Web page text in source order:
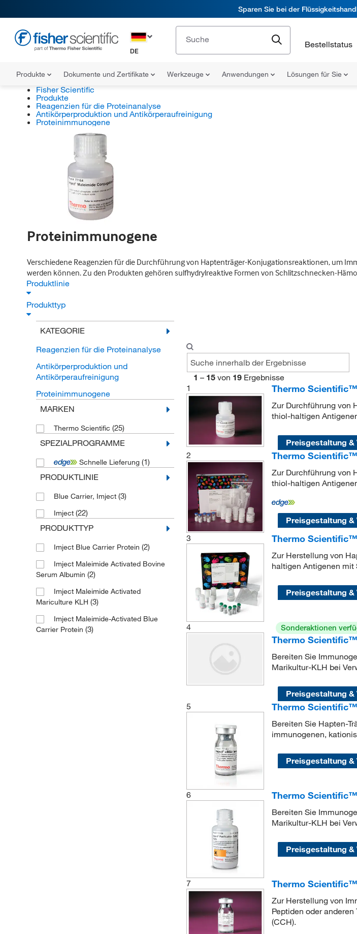
Sparen Sie bei der
DE
Bestellstatus
Produkte Dokumente und Zertifikate Werkzeuge Anwendungen Lösungen für Sie
Fisher Scientific
Produkte
Reagenzien für die Proteinanalyse
Antikörperproduktion und Antikörperaufreinigung
Proteinimmunogene
Proteinimmunogene
Verschiedene Reagenzien für die Durchführung von Haptenträger-Konjugationsreaktionen, um
werden können. Zu den Produkten gehören sulfhydrylreaktive Formen von Schlitzschnecken-
Produktlinie
Produkttyp
KATEGORIE
Reagenzien für die Proteinanalyse
Antikörperproduktion und
Antikörperaufreinigung
Proteinimmunogene
MARKEN
Thermo Scientific (25)
SPEZIALPROGRAMME
Schnelle Lieferung (1)
PRODUKTLINIE
Blue Carrier, Imject (3)
Imject (22)
PRODUKTTYP
Imject Blue Carrier Protein (2)
Imject Maleimide Activated Bovine
Serum Albumin (2)
Imject Maleimide Activated
Mariculture KLH (3)
Imject Maleimide-Activated Blue
Carrier Protein (3)
1 – 15 von 19 Ergebnisse
1
Thermo
Zur Durchführung von
thiol-haltigen
Preisgestaltung
2
Thermo
Zur Durchführung von
thiol-haltigen
Preisgestaltung
3
Thermo
Zur Herstellung von
haltigen Antigenen mit
Preisgestaltung
4 Sonderaktionen
Thermo
Bereiten Sie
Marikultur-KLH bei
Preisgestaltung
5
Thermo
Bereiten Sie Hapten-
immunogenen,
Preisgestaltung
6 Thermo
Bereiten Sie
Marikultur-KLH bei
Preisgestaltung
7 Thermo
Zur Herstellung von
Peptiden oder
(CCH).